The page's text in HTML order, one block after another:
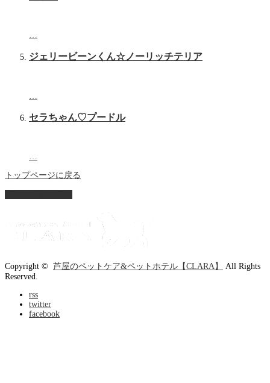
ジェリービーンくん☆ノーリッチテリア
セラちゃん♡プードル
…
トップページに戻る
Copyright © 芦屋のペットケア&ペットホテル【CLARA】
All Rights
Reserved.
rss
twitter
facebook